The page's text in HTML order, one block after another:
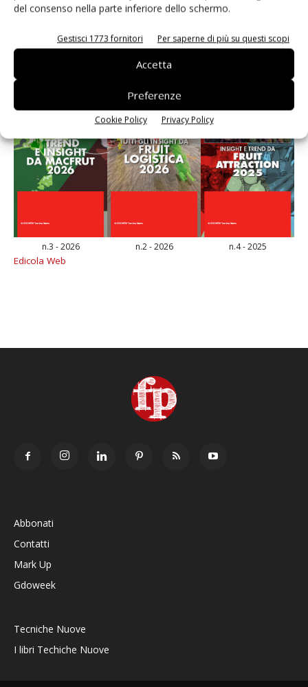
del consenso nella parte inferiore dello schermo.
Gestisci 1773 fornitori Per saperne di più su questi scopi
Accetta
Preferenze
Cookie Policy Privacy Policy
n.3 - 2026 n.2 - 2026 n.4 - 2025
Edicola Web
Abbonati
Contatti
Mark Up
Gdoweek
Tecniche Nuove
I libri Techiche Nuove